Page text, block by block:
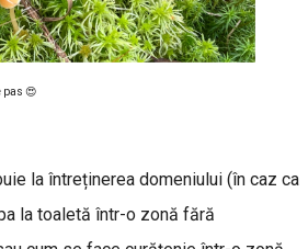
pas 😍
la întreținerea domeniului (în caz ca
la toaletă într-o zonă fără